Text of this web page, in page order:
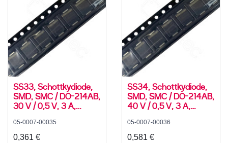
SS33, Schottkydiode,
SMD, SMC / DO-214AB,
30 V / 0,5 V, 3 A,
05-0007-00035
0,361 €
SS34, Schottkydiode,
SMD, SMC / DO-214AB,
40 V / 0,5 V, 3 A,
05-0007-00036
0,581 €